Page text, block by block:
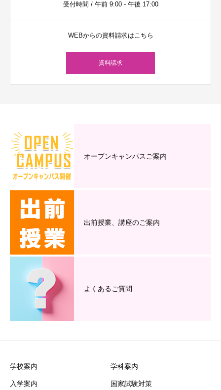
受付時間 / 午前 9:00 - 午後 17:00
WEBからの資料請求はこちら
資料請求
オープンキャンパスご案内
出前授業、講座のご案内
よくあるご質問
学校案内 学科案内
入学案内 国家試験対策